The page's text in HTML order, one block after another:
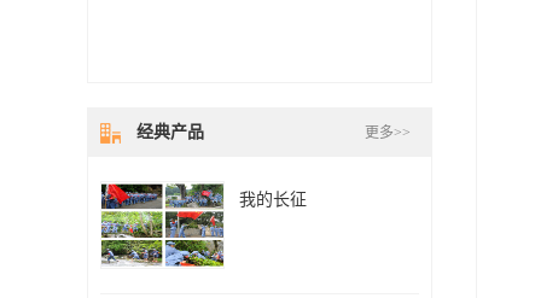
经典产品 更多>>
我的长征